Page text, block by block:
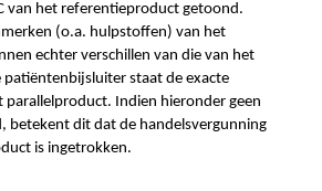
van het referentieproduct getoond.
(o.a. hulpstoffen) van het
echter verschillen van die van het
staat de exacte
parallelproduct. Indien hieronder geen
betekent dit dat de handelsvergunning
is ingetrokken.